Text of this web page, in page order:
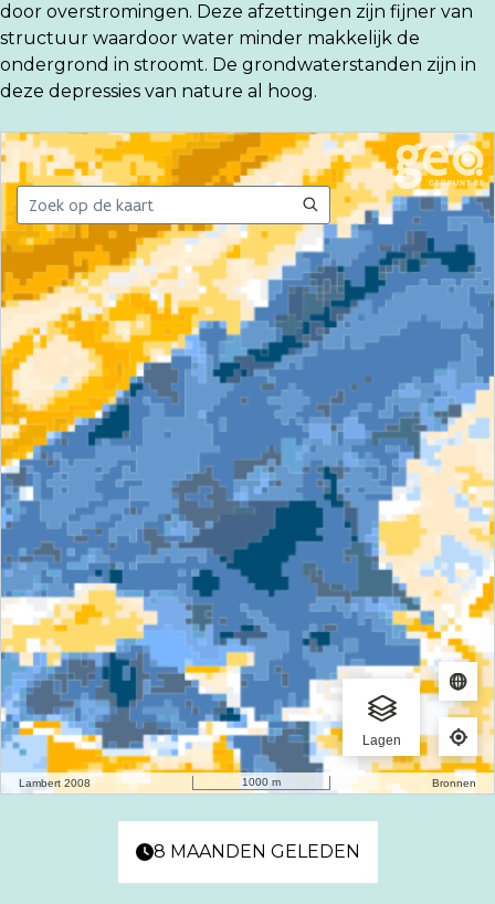
door overstromingen. Deze afzettingen zijn fijner van
structuur waardoor water minder makkelijk de
ondergrond in stroomt. De grondwaterstanden zijn in
deze depressies van nature al hoog.
8 MAANDEN GELEDEN